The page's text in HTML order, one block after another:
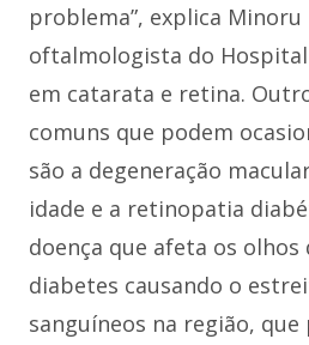
problema”, explica Minoru
oftalmologista do Hospital
em catarata e retina.
comuns que podem
são a degeneração
idade e a retinopatia
doença que afeta os olhos
diabetes causando o
sanguíneos na região, que